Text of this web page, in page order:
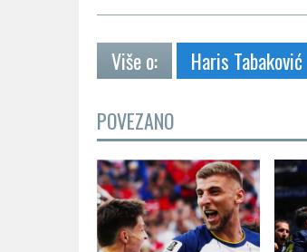
Više o: Haris Tabaković
POVEZANO